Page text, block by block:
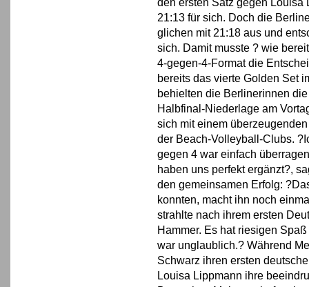
den ersten Satz gegen
21:13 für sich. Doch die
glichen mit 21:18 aus und
sich. Damit musste ? wie
4-gegen-4-Format die
bereits das vierte Golden Set
behielten die Berlinerinnen
Halbfinal-Niederlage am
sich mit einem
der Beach-Volleyball-Clubs.
gegen 4 war einfach
haben uns perfekt ergänzt?,
den gemeinsamen Erfolg:
konnten, macht ihn noch
strahlte nach ihrem ersten
Hammer. Es hat riesigen
war unglaublich.? Während
Schwarz ihren ersten
Louisa Lippmann ihre